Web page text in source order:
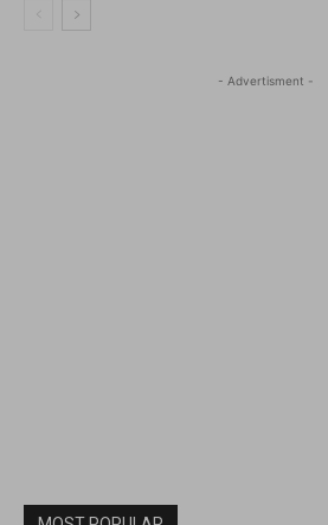
- Advertisment -